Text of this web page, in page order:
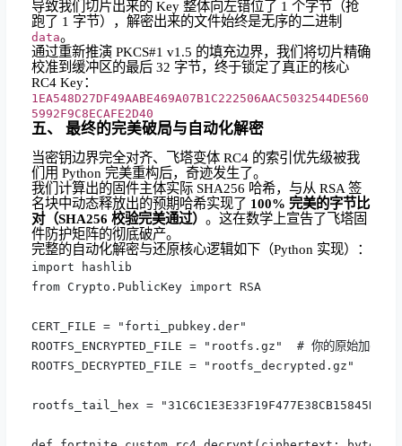
导致我们切片出来的 Key 整体向左错位了 1 个字节（抢
跑了 1 字节），解密出来的文件始终是无序的二进制
data。
通过重新推演 PKCS#1 v1.5 的填充边界，我们将切片精确
校准到缓冲区的最后 32 字节，终于锁定了真正的核心
RC4 Key：
1EA548D27DF49AABE469A07B1C222506AAC5032544DE560
5992F9C8ECAFE2D40
五、 最终的完美破局与自动化解密
当密钥边界完全对齐、飞塔变体 RC4 的索引优先级被我
们用 Python 完美重构后，奇迹发生了。
我们计算出的固件主体实际 SHA256 哈希，与从 RSA 签
名块中动态释放出的预期哈希实现了 100% 完美的字节比
对（SHA256 校验完美通过） 。这在数学上宣告了飞塔固
件防护矩阵的彻底破产。
完整的自动化解密与还原核心逻辑如下（Python 实现）：
import hashlib
from Crypto.PublicKey import RSA
CERT_FILE = "forti_pubkey.der"
ROOTFS_ENCRYPTED_FILE = "rootfs.gz"  # 你的原始加密固
ROOTFS_DECRYPTED_FILE = "rootfs_decrypted.gz"
rootfs_tail_hex =